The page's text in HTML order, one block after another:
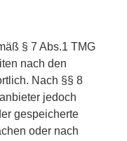
§ 7 Abs.1 TMG
nach den
Nach §§ 8
jedoch
gespeicherte
oder nach